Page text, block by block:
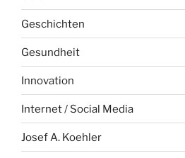
Geschichten
Gesundheit
Innovation
Internet / Social Media
Josef A. Koehler